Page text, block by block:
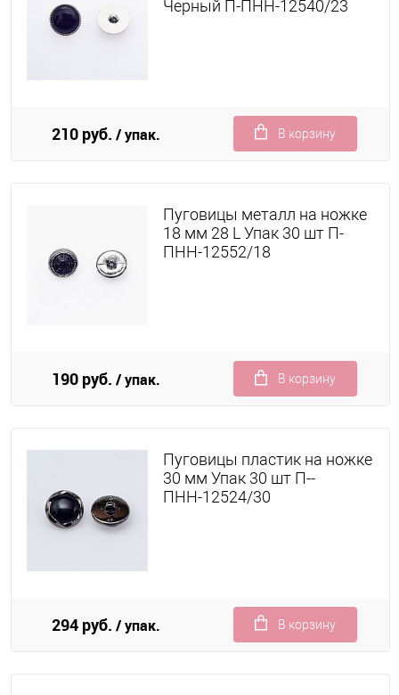
Черный П-ПНН-12540/23
210 руб. / упак. В корзину
Пуговицы металл на ножке
18 мм 28 L Упак 30 шт П-
ПНН-12552/18
190 руб. / упак. В корзину
Пуговицы пластик на ножке
30 мм Упак 30 шт П--
ПНН-12524/30
294 руб. / упак. В корзину